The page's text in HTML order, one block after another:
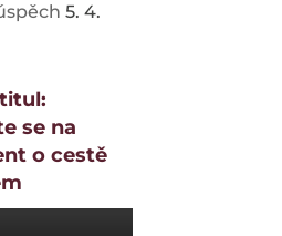
5. 4.
se na
o cestě